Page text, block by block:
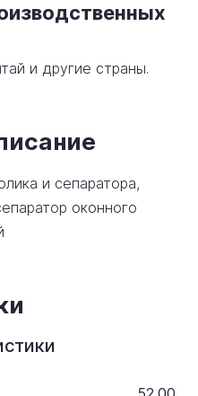
и другие страны.
и сепаратора,
оконного